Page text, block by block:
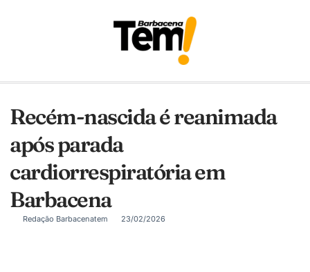
Recém-nascida é reanimada
após parada
cardiorrespiratória em
Barbacena
Redação Barbacenatem 23/02/2026